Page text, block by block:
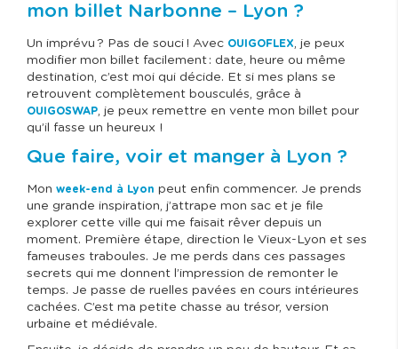
mon billet Narbonne – Lyon ?
Un imprévu ? Pas de souci ! Avec OUIGOFLEX, je peux
modifier mon billet facilement : date, heure ou même
destination, c’est moi qui décide. Et si mes plans se
retrouvent complètement bousculés, grâce à
OUIGOSWAP, je peux remettre en vente mon billet pour
qu’il fasse un heureux !
Que faire, voir et manger à Lyon ?
Mon week-end à Lyon peut enfin commencer. Je prends
une grande inspiration, j’attrape mon sac et je file
explorer cette ville qui me faisait rêver depuis un
moment. Première étape, direction le Vieux-Lyon et ses
fameuses traboules. Je me perds dans ces passages
secrets qui me donnent l’impression de remonter le
temps. Je passe de ruelles pavées en cours intérieures
cachées. C’est ma petite chasse au trésor, version
urbaine et médiévale.